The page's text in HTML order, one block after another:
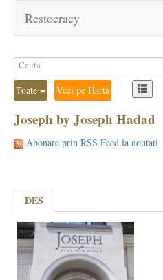
Restocracy
Toate Vezi pe Harta
Joseph by Joseph Hadad
Abonare prin RSS Feed la noutati
DES